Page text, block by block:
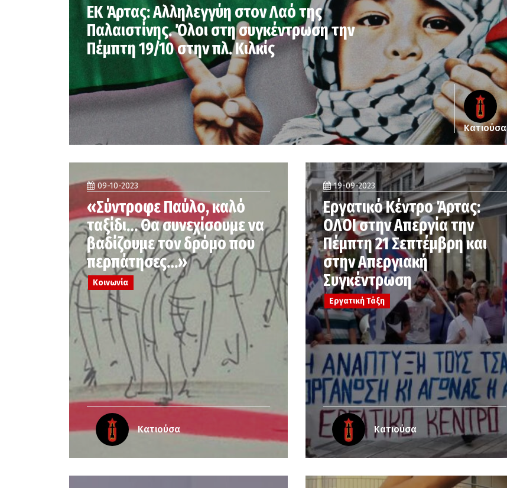
ΕΚ Άρτας: Αλληλεγγύη στον Λαό της
Παλαιστίνης. Όλοι στη συγκέντρωση την
Πέμπτη 19/10 στην πλ. Κιλκίς
Κατιούσα
09-10-2023
«Σύντροφε Παύλο, καλό
ταξίδι… Θα συνεχίσουμε να
βαδίζουμε τον δρόμο που
περπάτησες…»
Κοινωνία
Κατιούσα
19-09-2023
Εργατικό Κέντρο Άρτας:
ΟΛΟΙ στην Απεργία την
Πέμπτη 21 Σεπτέμβρη και
στην Απεργιακή
Συγκέντρωση
Εργατική Τάξη
Κατιούσα